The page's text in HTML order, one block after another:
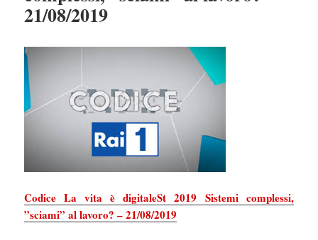
21/08/2019
Codice La vita è digitaleSt 2019 Sistemi complessi,
”sciami” al lavoro? – 21/08/2019